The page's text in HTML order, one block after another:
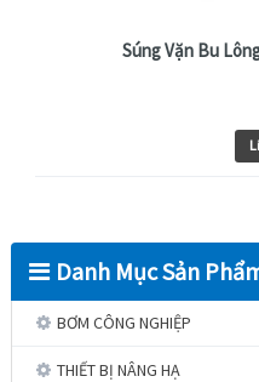
Súng Vặn Bu
Danh Mục Sản
BƠM CÔNG NGHIỆP
THIẾT BỊ NÂNG HẠ